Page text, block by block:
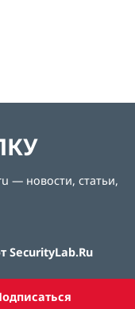
— новости, статьи,
SecurityLab.Ru